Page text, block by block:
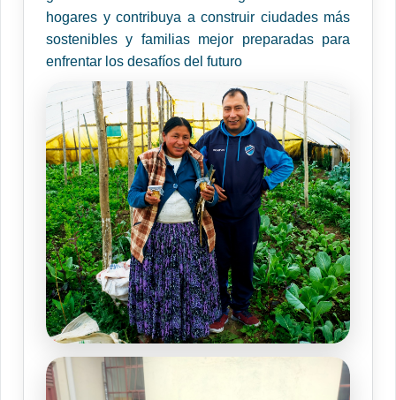
hogares y contribuya a construir ciudades más
sostenibles y familias mejor preparadas para
enfrentar los desafíos del futuro